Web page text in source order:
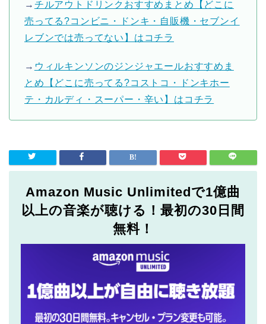
→ チルアウトドリンクおすすめまとめ【どこに
売ってる?コンビニ・ドンキ・自販機・セブンイ
レブンでは売ってない】はコチラ
→ ウィルキンソンのジンジャエールおすすめま
とめ【どこに売ってる?コストコ・ドンキホー
テ・カルディ・スーパー・辛い】はコチラ
Amazon Music Unlimitedで1億曲
以上の音楽が聴ける！最初の30日間
無料！